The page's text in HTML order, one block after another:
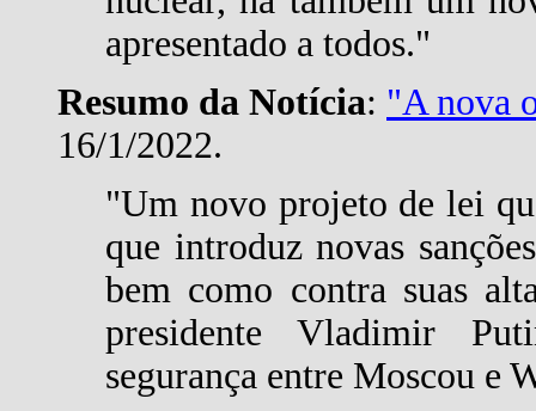
apresentado a todos."
Resumo da Notícia: "A nova
16/1/2022.
"Um novo projeto de lei
que introduz novas
bem como contra suas
presidente Vladimir
segurança entre Moscou e